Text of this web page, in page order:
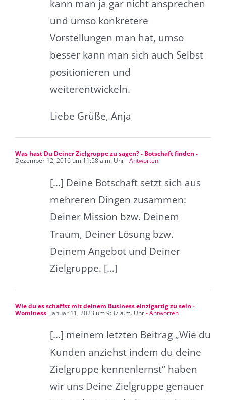
kann man ja gar nicht ansprechen
und umso konkretere
Vorstellungen man hat, umso
besser kann man sich auch Selbst
positionieren und
weiterentwickeln.
Liebe Grüße, Anja
Was hast Du Deiner Zielgruppe zu sagen? - Botschaft finden -
Dezember 12, 2016 um 11:58 a.m. Uhr- Antworten
[…] Deine Botschaft setzt sich aus
mehreren Dingen zusammen:
Deiner Mission bzw. Deinem
Traum, Deiner Lösung bzw.
Deinem Angebot und Deiner
Zielgruppe. […]
Wie du es schaffst mit deinem Business einzigartig zu sein -
Wominess Januar 11, 2023 um 9:37 a.m. Uhr- Antworten
[…] meinem letzten Beitrag „Wie du
Kunden anziehst indem du deine
Zielgruppe kennenlernst“ haben
wir uns Deine Zielgruppe genauer